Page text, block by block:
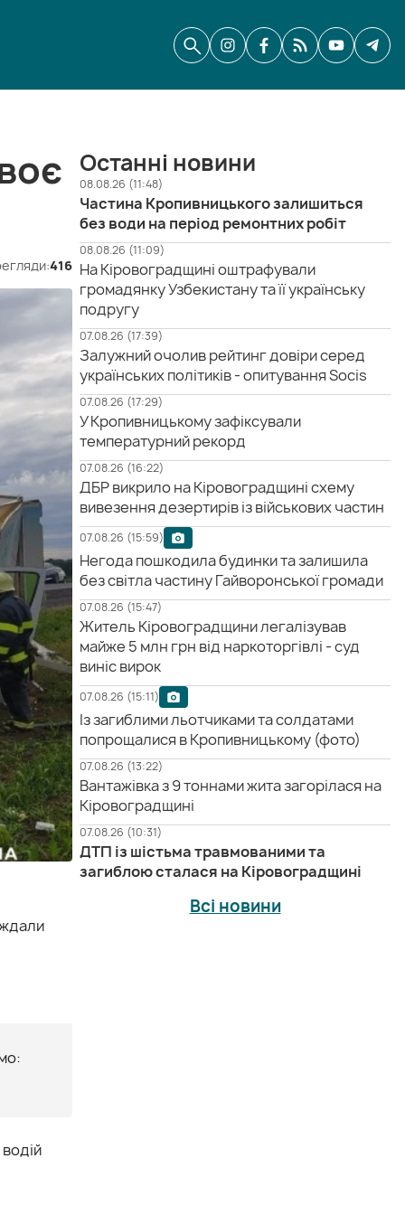
416
Останні новини
08.08.26 (11:48)
Частина Кропивницького залишиться
без води на період ремонтних робіт
08.08.26 (11:09)
На Кіровоградщині оштрафували
громадянку Узбекистану та її українську
подругу
07.08.26 (17:39)
Залужний очолив рейтинг довіри серед
українських політиків - опитування Socis
07.08.26 (17:29)
У Кропивницькому зафіксували
температурний рекорд
07.08.26 (16:22)
ДБР викрило на Кіровоградщині схему
вивезення дезертирів із військових частин
07.08.26 (15:59)
Негода пошкодила будинки та залишила
без світла частину Гайворонської громади
07.08.26 (15:47)
Житель Кіровоградщини легалізував
майже 5 млн грн від наркоторгівлі - суд
виніс вирок
07.08.26 (15:11)
Із загиблими льотчиками та солдатами
попрощалися в Кропивницькому (фото)
07.08.26 (13:22)
Вантажівка з 9 тоннами жита загорілася на
Кіровоградщині
07.08.26 (10:31)
ДТП із шістьма травмованими та
загиблою сталася на Кіровоградщині
Всі новини